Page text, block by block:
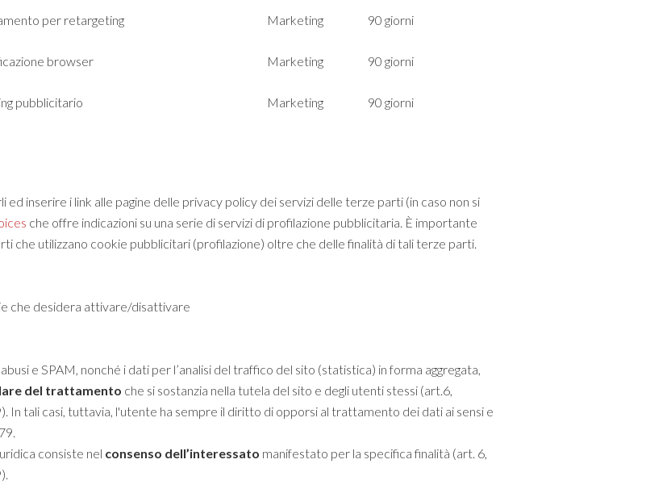
per retargeting Marketing 90 giorni
browser Marketing 90 giorni
pubblicitario Marketing 90 giorni
inserire i link alle pagine delle privacy policy dei servizi delle terze parti (in caso non si
che offre indicazioni su una serie di servizi di profilazione pubblicitaria. È importante
che utilizzano cookie pubblicitari (profilazione) oltre che delle finalità di tali terze parti.
che desidera attivare/disattivare
e SPAM, nonché i dati per l’analisi del traffico del sito (statistica) in forma aggregata,
del trattamento che si sostanzia nella tutela del sito e degli utenti stessi (art.6,
In tali casi, tuttavia, l'utente ha sempre il diritto di opporsi al trattamento dei dati ai sensi e
consiste nel consenso dell’interessato manifestato per la specifica finalità (art. 6,